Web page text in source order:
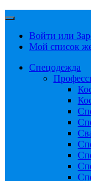
Войти или
Мой список
Спецодежда